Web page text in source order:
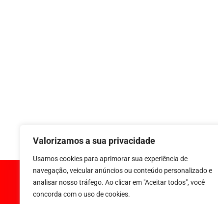
Valorizamos a sua privacidade
Usamos cookies para aprimorar sua experiência de
navegação, veicular anúncios ou conteúdo personalizado e
analisar nosso tráfego. Ao clicar em "Aceitar todos", você
concorda com o uso de cookies.